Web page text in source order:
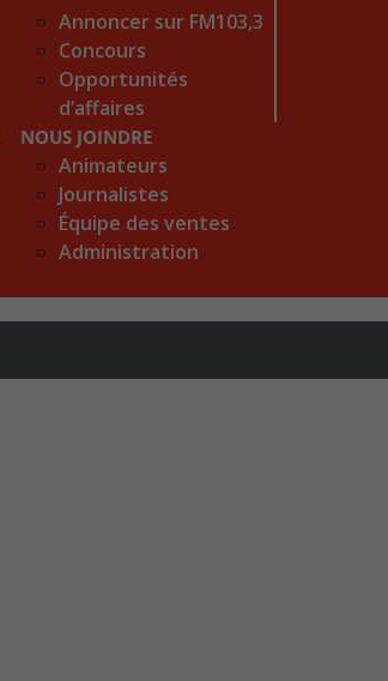
Annoncer sur FM103,3
Concours
Opportunités
d’affaires
NOUS JOINDRE
Animateurs
Journalistes
Équipe des ventes
Administration